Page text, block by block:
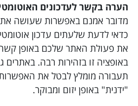
הערה בקשר לעדכונים
מדובר אמנם באפשרות שעושה את
כדאי לדעת שלעתים עדכון
את פעולת האתר שלכם באופן
באופציה זו בזהירות רבה. באתרים
תעבורה מומלץ לבטל את
"ידנית" באופן יזום ומבוקר.